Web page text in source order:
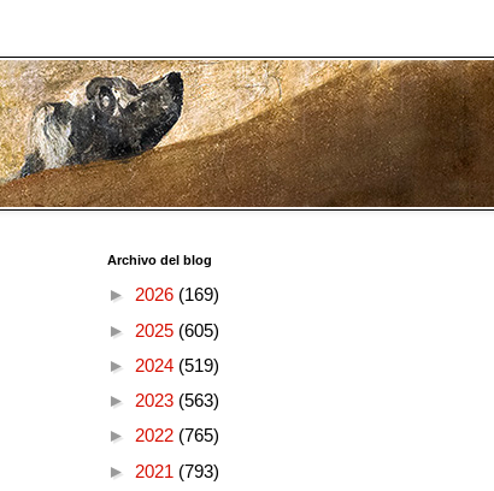
Archivo del blog
► 2026 (169)
► 2025 (605)
► 2024 (519)
► 2023 (563)
► 2022 (765)
► 2021 (793)